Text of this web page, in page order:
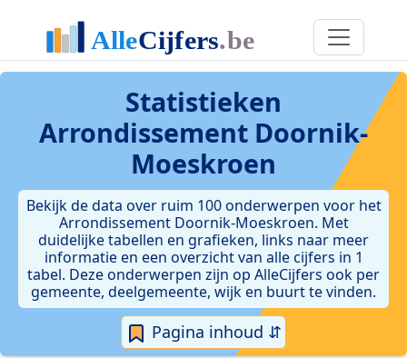
Statistieken
Arrondissement Doornik-
Moeskroen
Bekijk de data over ruim 100 onderwerpen voor het
Arrondissement Doornik-Moeskroen. Met
duidelijke tabellen en grafieken, links naar meer
informatie en een overzicht van alle cijfers in 1
tabel. Deze onderwerpen zijn op AlleCijfers ook per
gemeente, deelgemeente, wijk en buurt te vinden.
Pagina inhoud ⇵